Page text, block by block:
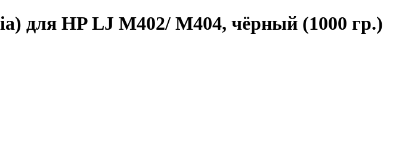
для HP LJ M402/ M404, чёрный (1000 гр.)